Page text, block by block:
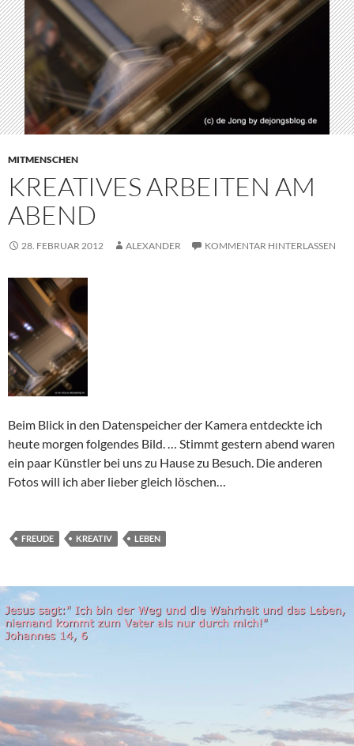
MITMENSCHEN
KREATIVES ARBEITEN AM
ABEND
28. FEBRUAR 2012 ALEXANDER KOMMENTAR HINTERLASSEN
Beim Blick in den Datenspeicher der Kamera entdeckte ich
heute morgen folgendes Bild. … Stimmt gestern abend waren
ein paar Künstler bei uns zu Hause zu Besuch. Die anderen
Fotos will ich aber lieber gleich löschen…
FREUDE KREATIV LEBEN